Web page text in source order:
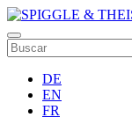
DE
EN
FR